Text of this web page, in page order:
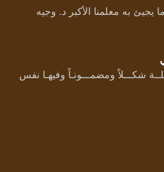
يجيئ به معلمنا الأكبر د. وجيه
شكـــلاً ومضمـــونـاً وفيهـا نفس